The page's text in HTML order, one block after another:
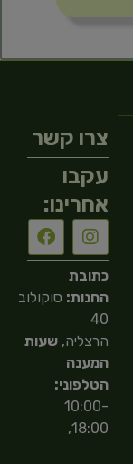
צרו קשר
עקבו
אחרינו:
כתובת
החנות: סוקולוב
40
הרצליה,שעות
המענה
הטלפוני:
10:00-
18:00,